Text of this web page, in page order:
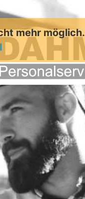
mehr möglich.